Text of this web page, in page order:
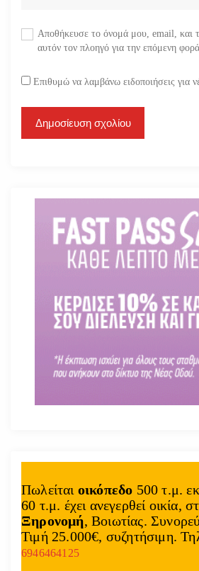
Αποθήκευσε το όνομά μου, email, και
αυτόν τον πλοηγό για την επόμενη
Επιθυμώ να λαμβάνω ειδοποιήσεις για
Πωλείται οικόπεδο 500 τ.μ.
60 τ.μ. έχει ανεγερθεί οικία,
Ξηρονομή, Βοιωτίας.
Τιμή 25.000€, συζητήσιμη.
6946464125